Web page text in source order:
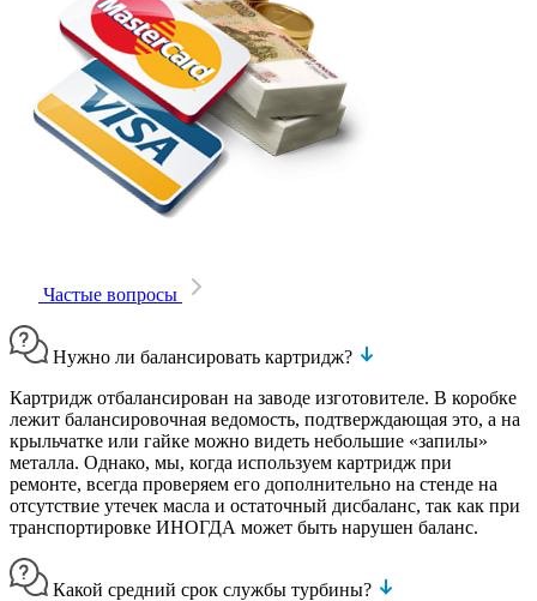
Частые вопросы
Нужно ли балансировать картридж?
Картридж отбалансирован на заводе изготовителе. В коробке
лежит балансировочная ведомость, подтверждающая это, а на
крыльчатке или гайке можно видеть небольшие «запилы»
металла. Однако, мы, когда используем картридж при
ремонте, всегда проверяем его дополнительно на стенде на
отсутствие утечек масла и остаточный дисбаланс, так как при
транспортировке ИНОГДА может быть нарушен баланс.
Какой средний срок службы турбины?